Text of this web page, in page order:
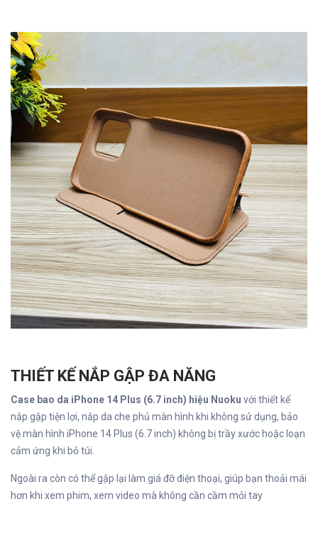
THIẾT KẾ NẮP GẬP ĐA NĂNG
Case bao da iPhone 14 Plus (6.7 inch) hiệu Nuoku với thiết kế
nắp gập tiện lợi, nắp da che phủ màn hình khi không sử dụng, bảo
vệ màn hình iPhone 14 Plus (6.7 inch) không bị trầy xước hoặc loạn
cảm ứng khi bỏ túi.
Ngoài ra còn có thể gập lại làm giá đỡ điện thoại, giúp bạn thoải mái
hơn khi xem phim, xem video mà không cần cầm mỏi tay